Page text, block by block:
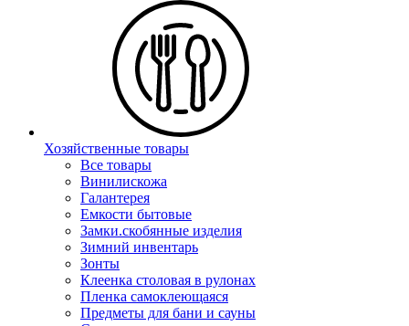
Хозяйственные товары
Все товары
Винилискожа
Галантерея
Емкости бытовые
Замки.скобянные изделия
Зимний инвентарь
Зонты
Клеенка столовая в рулонах
Пленка самоклеющаяся
Предметы для бани и сауны